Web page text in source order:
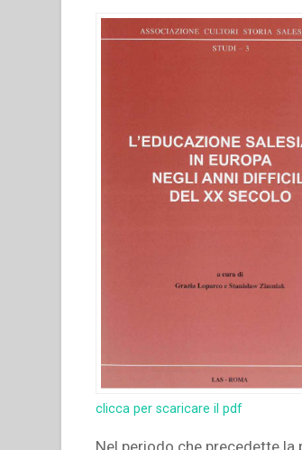
clicca per scaricare il pdf